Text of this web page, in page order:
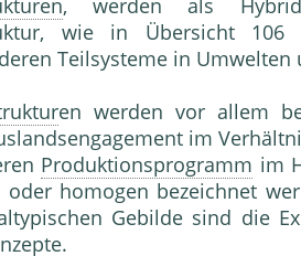
, werden als
wie in Übersicht
Teilsysteme in
en werden vor allem
im
Produktionsprogramm im
homogen bezeichnet
Gebilde sind die
.